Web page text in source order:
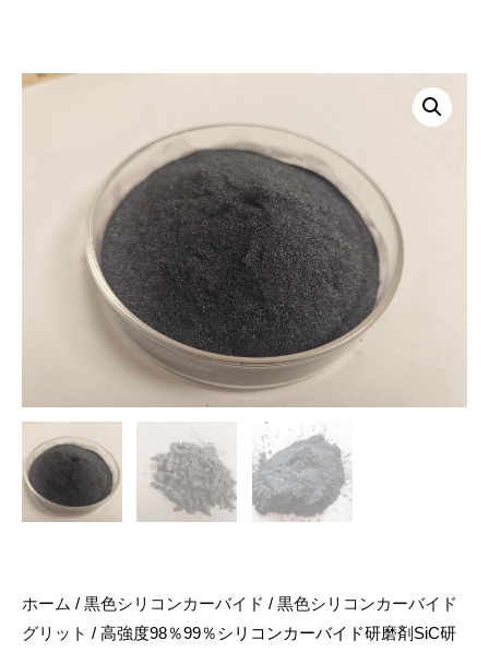
ホーム / 黒色シリコンカーバイド / 黒色シリコンカーバイド
グリット / 高強度98％99％シリコンカーバイド研磨剤SiC研